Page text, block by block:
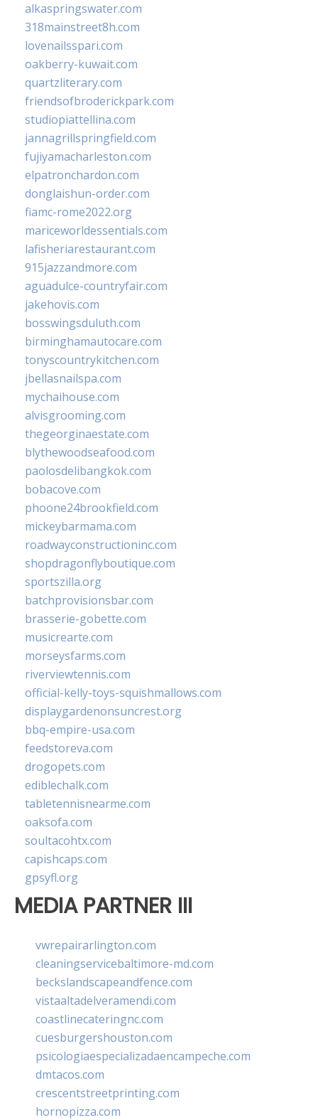
alkaspringswater.com
318mainstreet8h.com
lovenailsspari.com
oakberry-kuwait.com
quartzliterary.com
friendsofbroderickpark.com
studiopiattellina.com
jannagrillspringfield.com
fujiyamacharleston.com
elpatronchardon.com
donglaishun-order.com
fiamc-rome2022.org
mariceworldessentials.com
lafisheriarestaurant.com
915jazzandmore.com
aguadulce-countryfair.com
jakehovis.com
bosswingsduluth.com
birminghamautocare.com
tonyscountrykitchen.com
jbellasnailspa.com
mychaihouse.com
alvisgrooming.com
thegeorginaestate.com
blythewoodseafood.com
paolosdelibangkok.com
bobacove.com
phoone24brookfield.com
mickeybarmama.com
roadwayconstructioninc.com
shopdragonflyboutique.com
sportszilla.org
batchprovisionsbar.com
brasserie-gobette.com
musicrearte.com
morseysfarms.com
riverviewtennis.com
official-kelly-toys-squishmallows.com
displaygardenonsuncrest.org
bbq-empire-usa.com
feedstoreva.com
drogopets.com
ediblechalk.com
tabletennisnearme.com
oaksofa.com
soultacohtx.com
capishcaps.com
gpsyfl.org
MEDIA PARTNER III
vwrepairarlington.com
cleaningservicebaltimore-md.com
beckslandscapeandfence.com
vistaaltadelveramendi.com
coastlinecateringnc.com
cuesburgershouston.com
psicologiaespecializadaencampeche.com
dmtacos.com
crescentstreetprinting.com
hornopizza.com